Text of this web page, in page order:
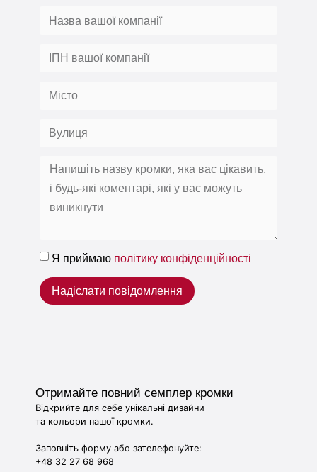
Я приймаю політику конфіденційності
Надіслати повідомлення
Отримайте повний семплер кромки
Відкрийте для себе унікальні дизайни
та кольори нашої кромки.
Заповніть форму або зателефонуйте:
+48 32 27 68 968